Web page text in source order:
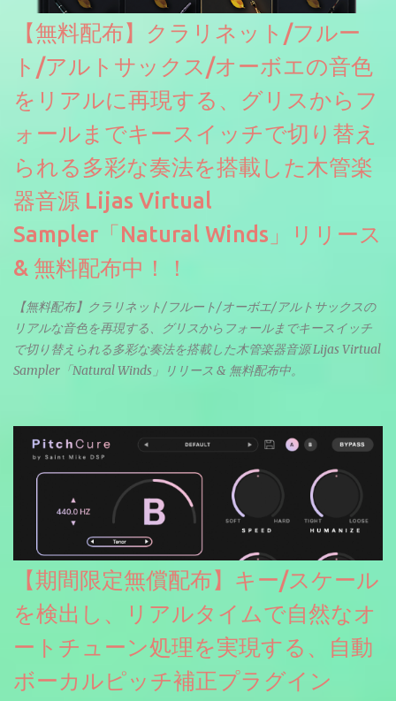
【無料配布】クラリネット/フルー
ト/アルトサックス/オーボエの音色
をリアルに再現する、グリスからフ
ォールまでキースイッチで切り替え
られる多彩な奏法を搭載した木管楽
器音源 Lijas Virtual
Sampler「Natural Winds」リリース
& 無料配布中！！
【無料配布】クラリネット/フルート/オーボエ/アルトサックスの
リアルな音色を再現する、グリスからフォールまでキースイッチ
で切り替えられる多彩な奏法を搭載した木管楽器音源 Lijas Virtual
Sampler「Natural Winds」リリース & 無料配布中。
【期間限定無償配布】キー/スケール
を検出し、リアルタイムで自然なオ
ートチューン処理を実現する、自動
ボーカルピッチ補正プラグイン